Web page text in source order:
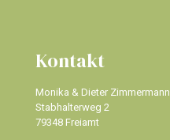
Kontakt
Monika & Dieter Zimmermann
Stabhalterweg 2
79348 Freiamt